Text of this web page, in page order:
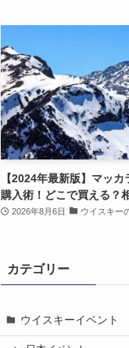
【2024年最新版】マッ
購入術！どこで買える？
2026年8月6日 ウイスキー
カテゴリー
ウイスキーイベント